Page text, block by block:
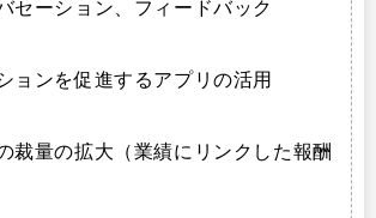
セーション、フィードバック
ョンを促進するアプリの活用
裁量の拡大（業績にリンクした報酬